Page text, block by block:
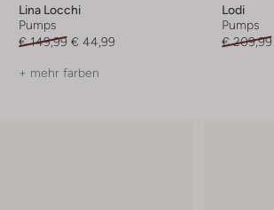
Lina Locchi
Pumps
€ 149,99 € 44,99
+ mehr farben
Lodi
Pumps
€ 209,99